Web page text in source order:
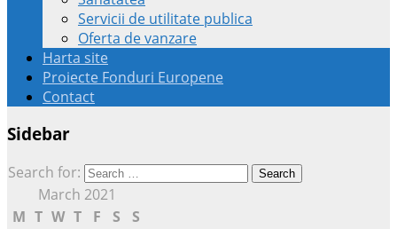
Servicii de utilitate publica
Oferta de vanzare
Harta site
Proiecte Fonduri Europene
Contact
Sidebar
Search for:
March 2021
M T W T F S
S